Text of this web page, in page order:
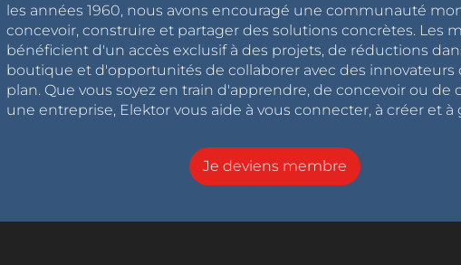
les années 1960, nous avons encouragé une communauté
concevoir, construire et partager des solutions concrètes. Les
bénéficient d'un accès exclusif à des projets, de réductions
boutique et d'opportunités de collaborer avec des innovateurs
plan. Que vous soyez en train d'apprendre, de concevoir ou de
une entreprise, Elektor vous aide à vous connecter, à créer et à
Je deviens membre